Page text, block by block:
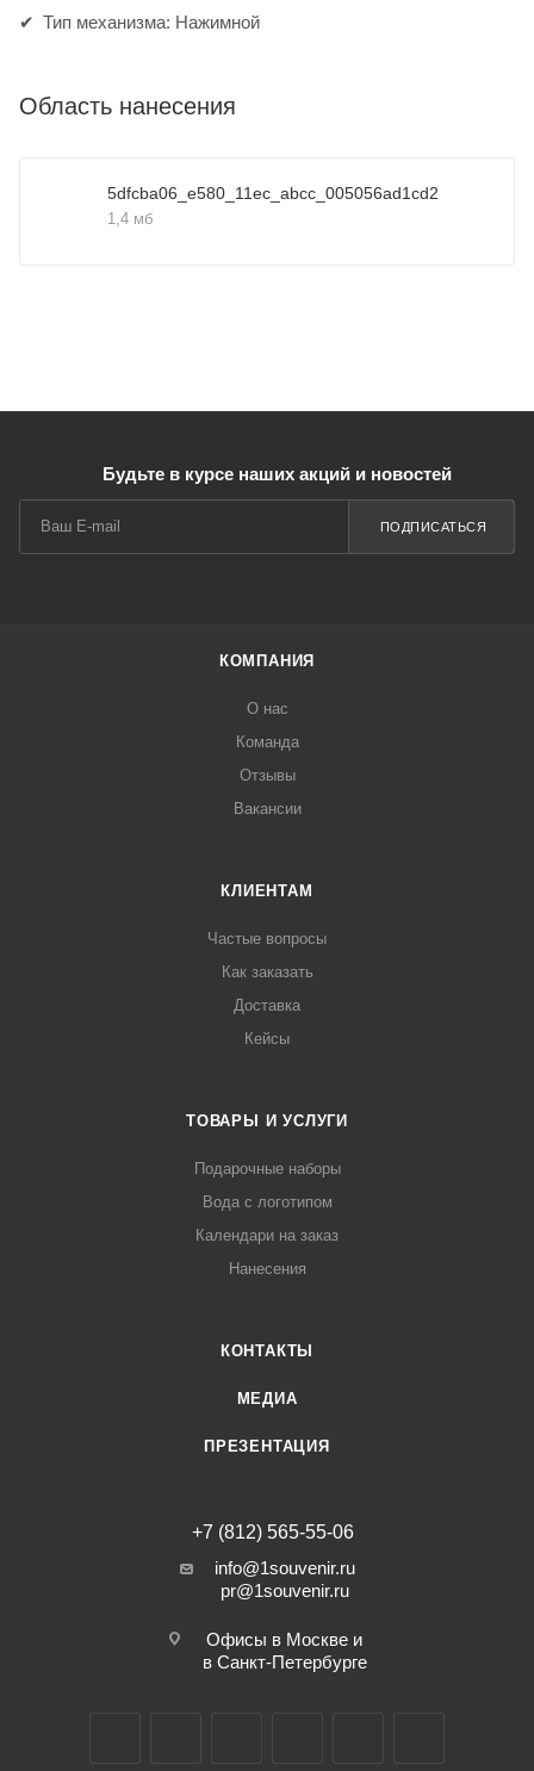
Тип механизма: Нажимной
Область нанесения
5dfcba06_e580_11ec_abcc_005056ad1cd2
1,4 мб
Будьте в курсе наших акций и новостей
ПОДПИСАТЬСЯ
КОМПАНИЯ
О нас
Команда
Отзывы
Вакансии
КЛИЕНТАМ
Частые вопросы
Как заказать
Доставка
Кейсы
ТОВАРЫ И УСЛУГИ
Подарочные наборы
Вода с логотипом
Календари на заказ
Нанесения
КОНТАКТЫ
МЕДИА
ПРЕЗЕНТАЦИЯ
+7 (812) 565-55-06
info@1souvenir.ru
pr@1souvenir.ru
Офисы в Москве и
в Санкт-Петербурге